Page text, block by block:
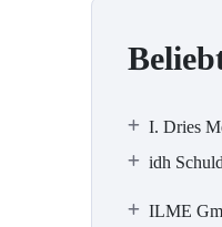
I. Dries
idh
ILME